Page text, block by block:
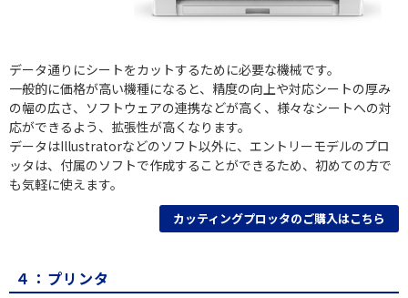
データ通りにシートをカットするために必要な機械です。
一般的に価格が高い機種になると、精度の向上や対応シートの厚み
の幅の広さ、ソフトウェアの連携などが高く、様々なシートへの対
応ができるよう、拡張性が高くなります。
データはIllustratorなどのソフト以外に、エントリーモデルのプロ
ッタは、付属のソフトで作成することができるため、初めての方で
も気軽に使えます。
カッティングプロッタのご購入はこちら
４：プリンタ